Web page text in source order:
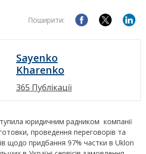
Поширити:
Sayenko
Kharenko
365 Публікації
юридичним радником компанії
проведення переговорів та
щодо придбання 97% частки в Uklon